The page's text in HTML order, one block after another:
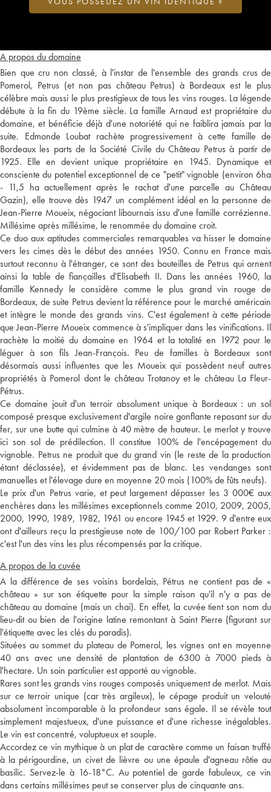
A propos du domaine
Bien que cru non classé, à l'instar de l'ensemble des grands crus de
Pomerol, Petrus (et non pas château Petrus) à Bordeaux est le plus
célèbre mais aussi le plus prestigieux de tous les vins rouges. La légende
débute à la fin du 19ème siècle. La famille Arnaud est propriétaire du
domaine, et bénéficie déjà d'une notoriété qui ne faiblira jamais par la
suite. Edmonde Loubat rachète progressivement à cette famille de
Bordeaux les parts de la Société Civile du Château Petrus à partir de
1925. Elle en devient unique propriétaire en 1945. Dynamique et
consciente du potentiel exceptionnel de ce "petit" vignoble (environ 6ha
- 11,5 ha actuellement après le rachat d'une parcelle au Château
Gazin), elle trouve dès 1947 un complément idéal en la personne de
Jean-Pierre Moueix, négociant libournais issu d'une famille corrézienne.
Millésime après millésime, le renommée du domaine croit.
Ce duo aux aptitudes commerciales remarquables va hisser le domaine
vers les cimes dès le début des années 1950. Connu en France mais
surtout reconnu à l'étranger, ce sont des bouteilles de Petrus qui ornent
ainsi la table de fiançailles d'Elisabeth II. Dans les années 1960, la
famille Kennedy le considère comme le plus grand vin rouge de
Bordeaux, de suite Petrus devient la référence pour le marché américain
et intègre le monde des grands vins. C'est également à cette période
que Jean-Pierre Moueix commence à s'impliquer dans les vinifications. Il
rachète la moitié du domaine en 1964 et la totalité en 1972 pour le
léguer à son fils Jean-François. Peu de familles à Bordeaux sont
désormais aussi influentes que les Moueix qui possèdent neuf autres
propriétés à Pomerol dont le château Trotanoy et le château La Fleur-
Pétrus.
Ce domaine jouit d'un terroir absolument unique à Bordeaux : un sol
composé presque exclusivement d'argile noire gonflante reposant sur du
fer, sur une butte qui culmine à 40 mètre de hauteur. Le merlot y trouve
ici son sol de prédilection. Il constitue 100% de l'encépagement du
vignoble. Petrus ne produit que du grand vin (le reste de la production
étant déclassée), et évidemment pas de blanc. Les vendanges sont
manuelles et l'élevage dure en moyenne 20 mois (100% de fûts neufs).
Le prix d'un Petrus varie, et peut largement dépasser les 3 000€ aux
enchères dans les millésimes exceptionnels comme 2010, 2009, 2005,
2000, 1990, 1989, 1982, 1961 ou encore 1945 et 1929. 9 d'entre eux
ont d'ailleurs reçu la prestigieuse note de 100/100 par Robert Parker :
c'est l'un des vins les plus récompensés par la critique.
A propos de la cuvée
A la différence de ses voisins bordelais, Pétrus ne contient pas de «
château » sur son étiquette pour la simple raison qu'il n'y a pas de
château au domaine (mais un chai). En effet, la cuvée tient son nom du
lieu-dit ou bien de l'origine latine remontant à Saint Pierre (figurant sur
l'étiquette avec les clés du paradis).
Situées au sommet du plateau de Pomerol, les vignes ont en moyenne
40 ans avec une densité de plantation de 6300 à 7000 pieds à
l'hectare. Un soin particulier est apporté au vignoble.
Rares sont les grands vins rouges composés uniquement de merlot. Mais
sur ce terroir unique (car très argileux), le cépage produit un velouté
absolument incomparable à la profondeur sans égale. Il se révèle tout
simplement majestueux, d'une puissance et d'une richesse inégalables.
Le vin est concentré, voluptueux et souple.
Accordez ce vin mythique à un plat de caractère comme un faisan truffé
à la périgourdine, un civet de lièvre ou une épaule d'agneau rôtie au
basilic. Servez-le à 16-18°C. Au potentiel de garde fabuleux, ce vin
dans certains millésimes peut se conserver plus de cinquante ans.